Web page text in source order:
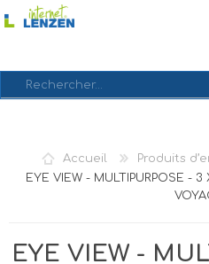
CONNEXION
Accueil Produits
EYE VIEW - MULTIPURPOSE -
EYE VIEW -